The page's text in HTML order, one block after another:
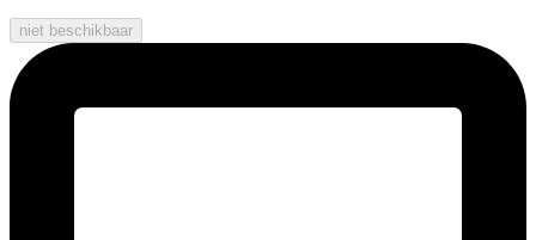
niet beschikbaar